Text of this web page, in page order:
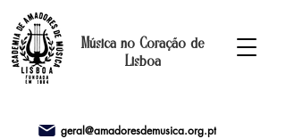
Música no Coração de
Lisboa
geral@amadoresdemusica.org.pt